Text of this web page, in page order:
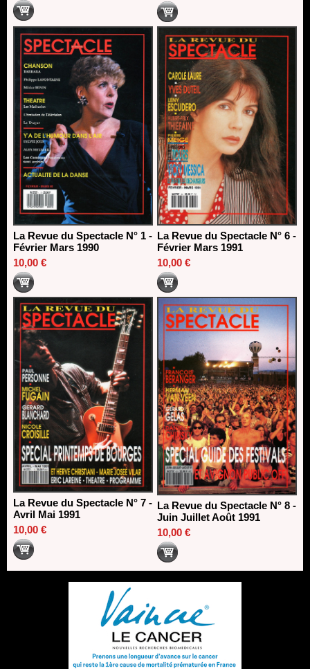
La Revue du Spectacle N° 1 -
Février Mars 1990
10,00 €
La Revue du Spectacle N° 6 -
Février Mars 1991
10,00 €
La Revue du Spectacle N° 7 -
Avril Mai 1991
10,00 €
La Revue du Spectacle N° 8 -
Juin Juillet Août 1991
10,00 €